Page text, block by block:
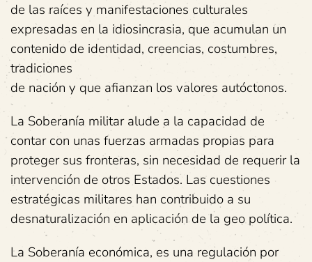
de las raíces y manifestaciones culturales
expresadas en la idiosincrasia, que acumulan un
contenido de identidad, creencias, costumbres,
tradiciones
de nación y que afianzan los valores autóctonos.
La Soberanía militar alude a la capacidad de
contar con unas fuerzas armadas propias para
proteger sus fronteras, sin necesidad de requerir la
intervención de otros Estados. Las cuestiones
estratégicas militares han contribuido a su
desnaturalización en aplicación de la geo política.
La Soberanía económica, es una regulación por